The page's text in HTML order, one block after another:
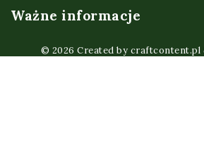
Ważne informacje
© 2026 Created by craftcontent.pl